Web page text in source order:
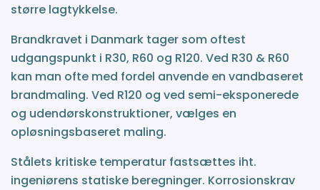
større lagtykkelse.
Brandkravet i Danmark tager som oftest
udgangspunkt i R30, R60 og R120. Ved R30 & R60
kan man ofte med fordel anvende en vandbaseret
brandmaling. Ved R120 og ved semi-eksponerede
og udendørskonstruktioner, vælges en
opløsningsbaseret maling.
Stålets kritiske temperatur fastsættes iht.
ingeniørens statiske beregninger. Korrosionskrav